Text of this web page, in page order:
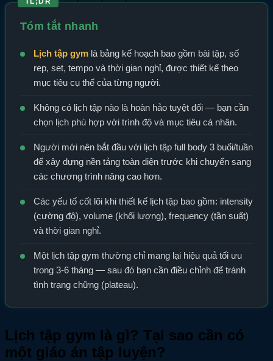
Tóm tắt nhanh
Lịch tập gym là bảng kế hoạch bao gồm bài tập, số
rep, set, tempo và thời gian nghỉ, được thiết kế theo
mục tiêu cụ thể của từng người.
Không có lịch tập nào là hoàn hảo tuyệt đối — bạn cần
chọn lịch phù hợp với trình độ và mục tiêu cá nhân.
Người mới nên bắt đầu với lịch tập full body 3 buổi/tuần
để xây dựng nền tảng toàn diện trước khi chuyển sang
các chương trình nâng cao hơn.
Các yếu tố cốt lõi khi thiết kế lịch tập bao gồm: intensity
(cường độ), volume (khối lượng), frequency (tần suất)
và thời gian nghỉ.
Một lịch tập gym thường chỉ mang lại hiệu quả tối ưu
trong 3-6 tháng — sau đó bạn cần điều chỉnh để tránh
tình trạng chững (plateau).
Lịch tập gym là gì? Tại sao cần có
một giáo án tập luyện?